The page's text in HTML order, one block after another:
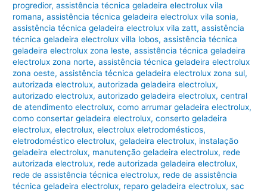
progredior,assistência técnica geladeira electrolux vila
romana,assistência técnica geladeira electrolux vila sonia,
assistência técnica geladeira electrolux vila zatt,assistência
técnica geladeira electrolux villa lobos,assistência técnica
geladeira electrolux zona leste,assistência técnica geladeira
electrolux zona norte,assistência técnica geladeira electrolux
zona oeste,assistência técnica geladeira electrolux zona sul,
autorizada electrolux,autorizada geladeira electrolux,
autorizado electrolux,autorizado geladeira electrolux,central
de atendimento electrolux,como arrumar geladeira electrolux,
como consertar geladeira electrolux,conserto geladeira
electrolux,electrolux,electrolux eletrodomésticos,
eletrodoméstico electrolux,geladeira electrolux, instalação
geladeira electrolux, manutenção geladeira electrolux, rede
autorizada electrolux, rede autorizada geladeira electrolux,
rede de assistência técnica electrolux, rede de assistência
técnica geladeira electrolux, reparo geladeira electrolux,sac